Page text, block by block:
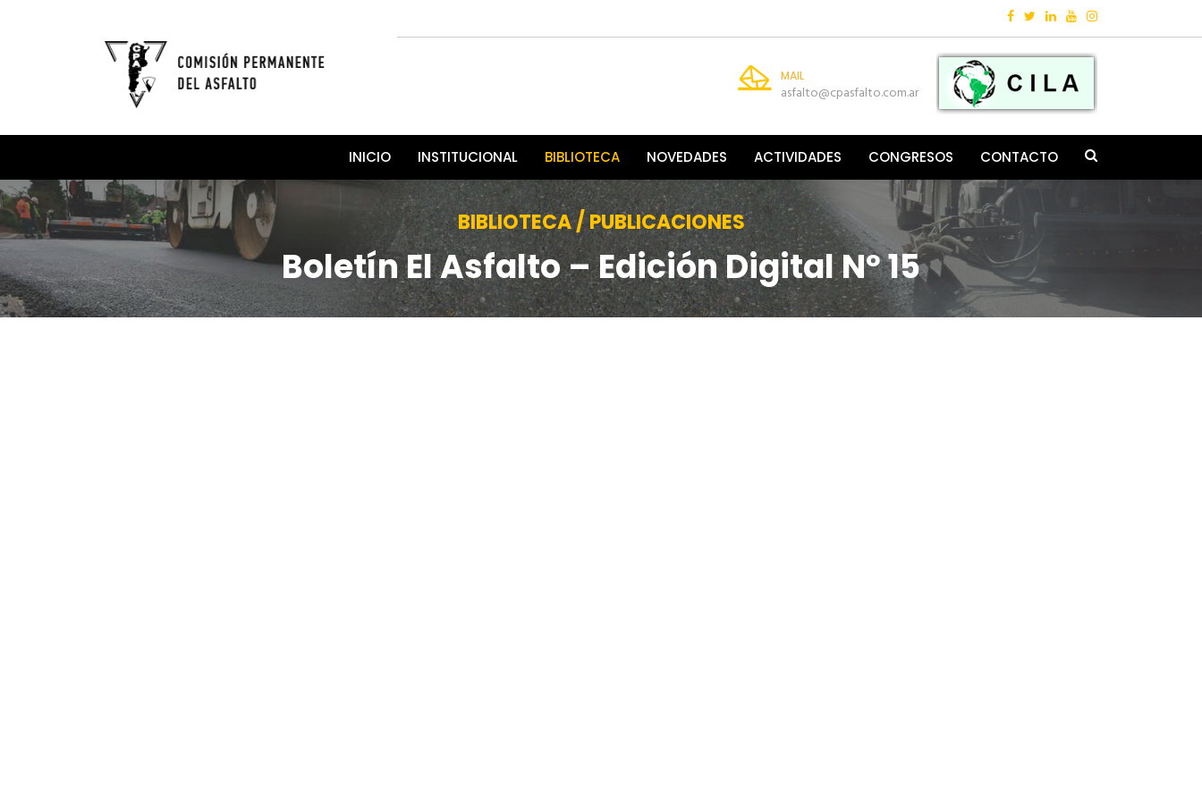
MAIL
asfalto@cpasfalto.com.ar
INICIO INSTITUCIONAL BIBLIOTECA NOVEDADES ACTIVIDADES CONGRESOS CONTACTO
BIBLIOTECA / PUBLICACIONES
Boletín El Asfalto – Edición Digital Nº 15